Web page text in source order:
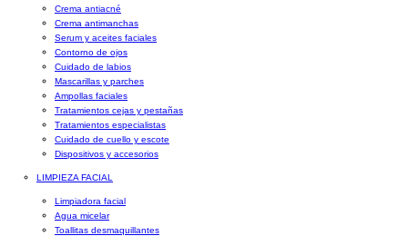
Crema antiacné
Crema antimanchas
Serum y aceites faciales
Contorno de ojos
Cuidado de labios
Mascarillas y parches
Ampollas faciales
Tratamientos cejas y pestañas
Tratamientos especialistas
Cuidado de cuello y escote
Dispositivos y accesorios
LIMPIEZA FACIAL
Limpiadora facial
Agua micelar
Toallitas desmaquillantes